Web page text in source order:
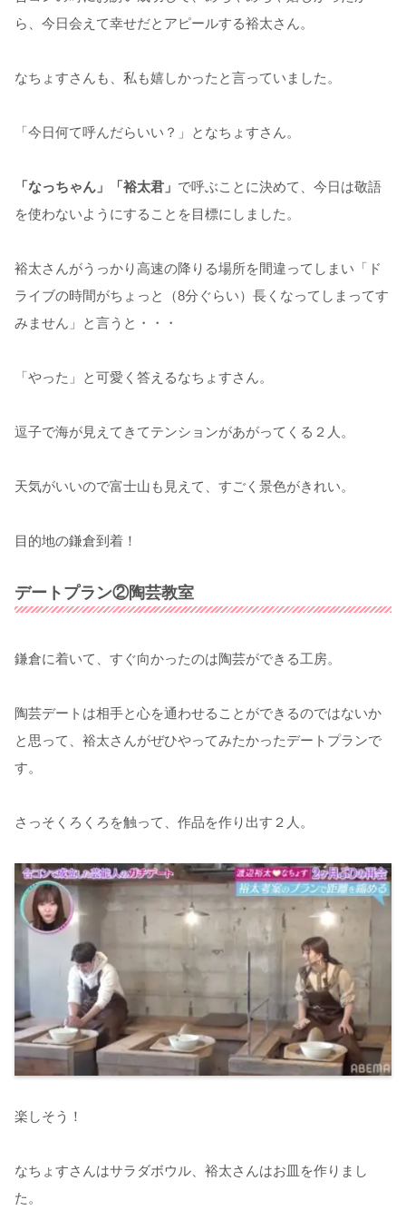
ら、今日会えて幸せだとアピールする裕太さん。
なちょすさんも、私も嬉しかったと言っていました。
「今日何て呼んだらいい？」となちょすさん。
「なっちゃん」「裕太君」 で呼ぶことに決めて、今日は敬語
を使わないようにすることを目標にしました。
裕太さんがうっかり高速の降りる場所を間違ってしまい「ド
ライブの時間がちょっと（8分ぐらい）長くなってしまってす
みません」と言うと・・・
「やった」と可愛く答えるなちょすさん。
逗子で海が見えてきてテンションがあがってくる２人。
天気がいいので富士山も見えて、すごく景色がきれい。
目的地の鎌倉到着！
デートプラン②陶芸教室
鎌倉に着いて、すぐ向かったのは陶芸ができる工房。
陶芸デートは相手と心を通わせることができるのではないか
と思って、裕太さんがぜひやってみたかったデートプランで
す。
さっそくろくろを触って、作品を作り出す２人。
楽しそう！
なちょすさんはサラダボウル、裕太さんはお皿を作りまし
た。